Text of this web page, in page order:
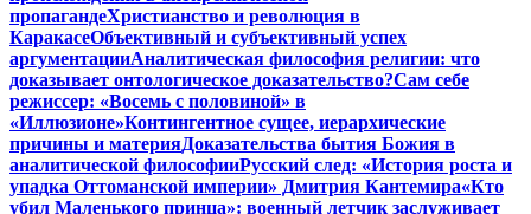
пропагандеХристианство и революция в
КаракасеОбъективный и субъективный успех
аргументацииАналитическая философия религии: что
доказывает онтологическое доказательство?Сам себе
режиссер: «Восемь с половиной» в
«Иллюзионе»Контингентное сущее, иерархические
причины и материяДоказательства бытия Божия в
аналитической философииРусский след: «История роста и
упадка Оттоманской империи» Дмитрия Кантемира«Кто
убил Маленького принца»: военный летчик заслуживает